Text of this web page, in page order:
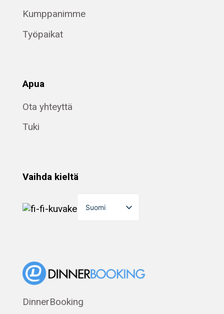
Kumppanimme
Työpaikat
Apua
Ota yhteyttä
Tuki
Vaihda kieltä
Suomi
Eesti
DinnerBooking